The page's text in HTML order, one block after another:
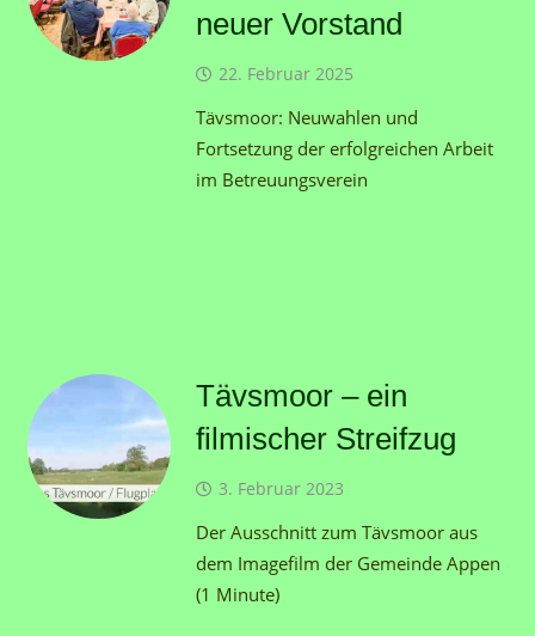
neuer Vorstand
22. Februar 2025
Tävsmoor: Neuwahlen und
Fortsetzung der erfolgreichen Arbeit
im Betreuungsverein
Tävsmoor – ein
filmischer Streifzug
3. Februar 2023
Der Ausschnitt zum Tävsmoor aus
dem Imagefilm der Gemeinde Appen
(1 Minute)